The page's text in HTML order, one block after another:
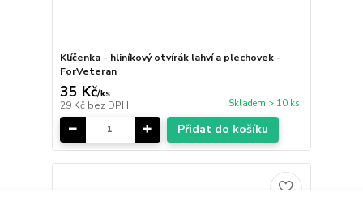
Klíčenka - hliníkový otvírák lahví a plechovek -
ForVeteran
35 Kč/ks
29 Kč bez DPH Skladem > 10 ks
Přidat do košíku